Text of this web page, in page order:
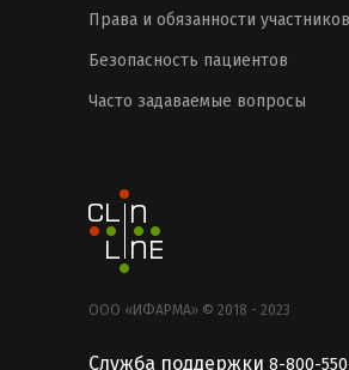
Права и обязанности участников
Безопасность пациентов
Часто задаваемые вопросы
ООО «ИФАРМА» © 2018 - 2023
Служба поддержки 8-800-